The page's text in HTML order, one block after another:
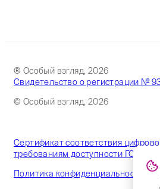
® Особый взгляд, 2026
Свидетельство о регистрации №
© Особый взгляд, 2026
Сертификат соответствия
требованиям доступности ГОСТ
Политика конфиденциальности